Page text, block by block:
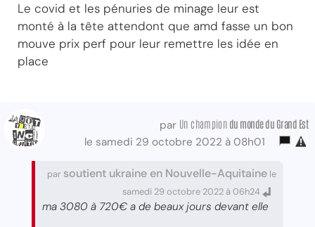
Le covid et les pénuries de minage leur est
monté à la tête attendont que amd fasse un bon
mouve prix perf pour leur remettre les idée en
place
par Un champion du monde du Grand Est
le samedi 29 octobre 2022 à 08h01
par soutient ukraine en Nouvelle-Aquitaine le
samedi 29 octobre 2022 à 06h24
ma 3080 à 720€ a de beaux jours devant elle